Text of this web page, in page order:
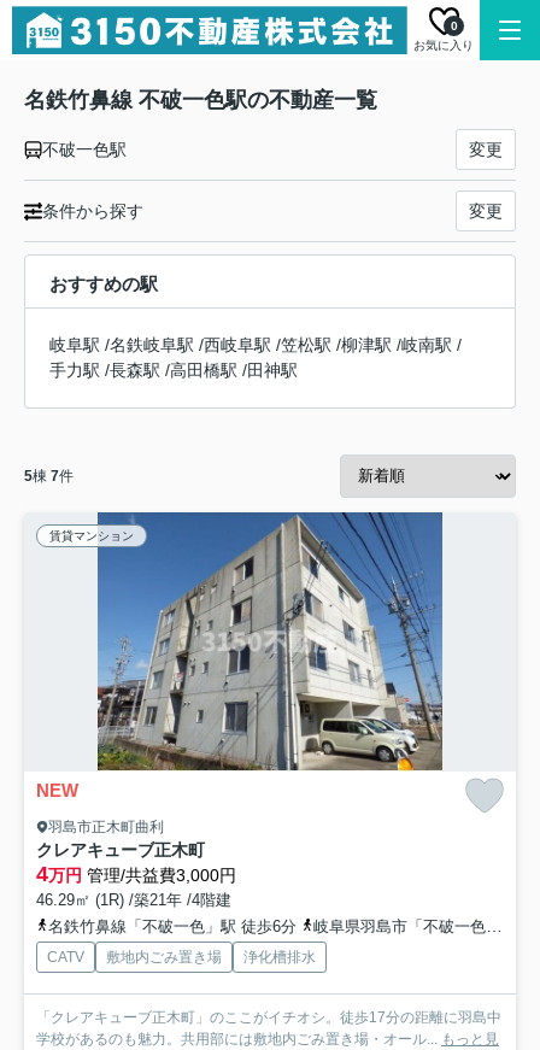
お気に入り
0
名鉄竹鼻線 不破一色駅の不動産一覧
不破一色駅 変更
条件から探す 変更
おすすめの駅
岐阜駅 /名鉄岐阜駅 /西岐阜駅 /笠松駅 /柳津駅 /岐南駅 /
手力駅 /長森駅 /高田橋駅 /田神駅
5棟 7件
賃貸マンション
NEW
羽島市正木町曲利
クレアキューブ正木町
4万円 管理/共益費3,000円
46.29㎡ (1R) /築21年 /4階建
名鉄竹鼻線「不破一色」駅 徒歩6分
岐阜県羽島市「不破一色駅東」バス停下車 徒歩4分
CATV 敷地内ごみ置き場 浄化槽排水
「クレアキューブ正木町」のここがイチオシ。徒歩17分の距離に羽島中
学校があるのも魅力。共用部には敷地内ごみ置き場・オール... もっと見